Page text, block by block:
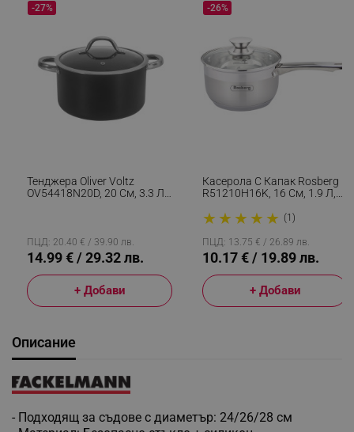
Тенджера Oliver Voltz
OV54418N20D, 20 См, 3.3 Л,
-27%
ПЦД: 20.40 € / 39.90 лв.
14.99 € / 29.32 лв.
+ Добави
Касерола С Капак Rosberg
R51210H16K, 16 См, 1.9 Л,
Неръждаема Стомана,
Инокс
★ ★ ★ ★ ★ (1)
-26%
ПЦД: 13.75 € / 26.89 лв.
10.17 € / 19.89 лв.
+ Добави
Описание
- Подходящ за съдове с диаметър: 24/26/28 см